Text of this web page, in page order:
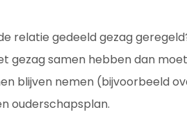
relatie gedeeld gezag
gezag samen hebben dan
blijven nemen (bijvoorbeeld
ouderschapsplan.